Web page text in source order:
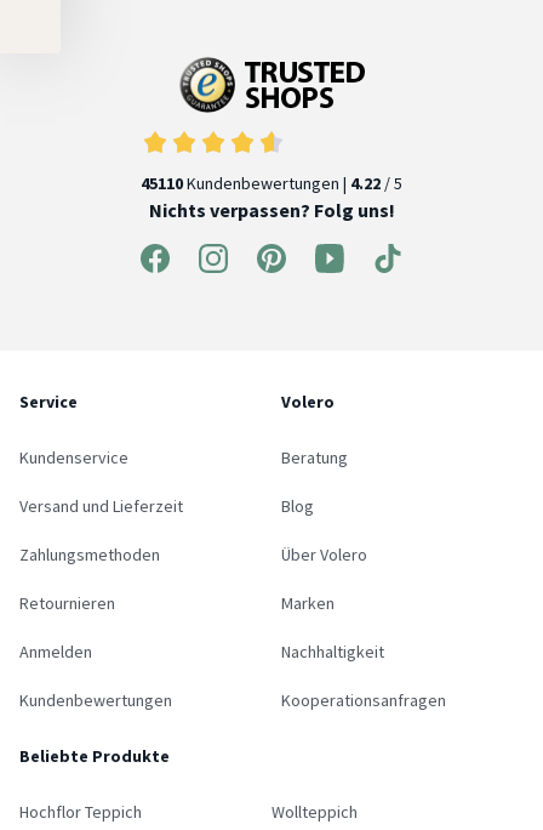
45110Kundenbewertungen | 4.22 / 5
Nichts verpassen? Folg uns!
Service
Kundenservice
Versand und Lieferzeit
Zahlungsmethoden
Retournieren
Anmelden
Kundenbewertungen
Volero
Beratung
Blog
Über Volero
Marken
Nachhaltigkeit
Kooperationsanfragen
Beliebte Produkte
Hochflor Teppich Wollteppich